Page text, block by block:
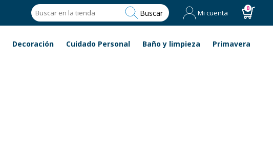
Buscar Mi cuenta 0
Decoración Cuidado Personal Baño y limpieza Primavera